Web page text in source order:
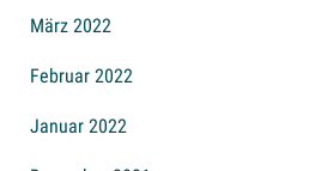
März 2022
Februar 2022
Januar 2022